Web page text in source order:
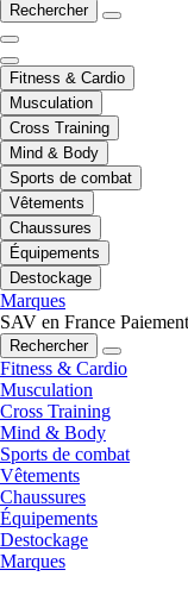
Rechercher
Fitness & Cardio
Musculation
Cross Training
Mind & Body
Sports de combat
Vêtements
Chaussures
Équipements
Destockage
Marques
SAV en France
Rechercher
Fitness & Cardio
Musculation
Cross Training
Mind & Body
Sports de combat
Vêtements
Chaussures
Équipements
Destockage
Marques